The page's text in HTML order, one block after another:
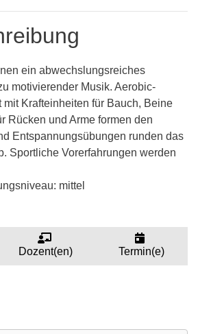
ein abwechslungsreiches
motivierender Musik. Aerobic-
mit Krafteinheiten für Bauch, Beine
Rücken und Arme formen den
Entspannungsübungen runden das
Sportliche Vorerfahrungen werden
mittel
Dozent(en) Termin(e)